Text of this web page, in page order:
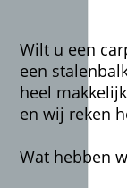
Wilt u een
een
heel
en wij reken
Wat hebben